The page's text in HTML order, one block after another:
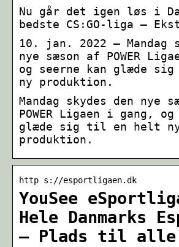
Nu går det igen løs i
bedste CS:GO-liga –
10. jan. 2022 — Mandag
nye sæson af POWER
og seerne kan glæde
ny produktion.
Mandag skydes den nye
POWER Ligaen i gang,
glæde sig til en helt
produktion.
http s://esportligaen.dk
YouSee
Hele Danmarks
– Plads til alle